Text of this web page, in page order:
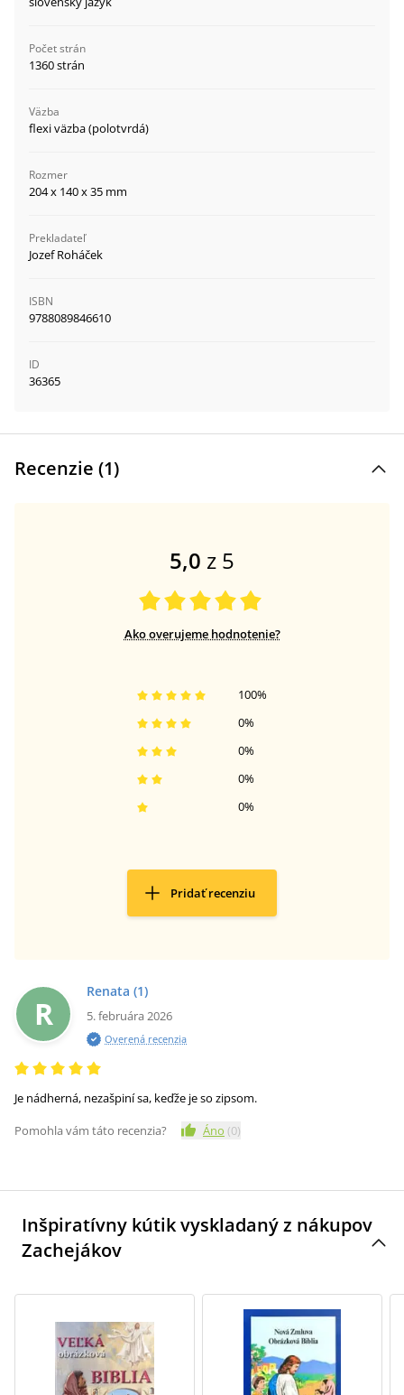
Počet strán
1360 strán
Väzba
flexi väzba (polotvrdá)
Rozmer
204 x 140 x 35 mm
Prekladateľ
Jozef Roháček
ISBN
9788089846610
ID
36365
Recenzie (1)
5,0 z 5
Ako overujeme hodnotenie?
0%
0%
0%
0%
100%
Pridať recenziu
R
Renata (1)
5. februára 2026
Overená recenzia
Je nádherná, nezašpiní sa, keďže je so zipsom.
Pomohla vám táto recenzia?
Áno (0)
Inšpiratívny kútik vyskladaný z nákupov
Zachejákov